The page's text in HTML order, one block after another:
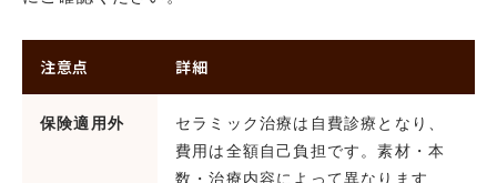
注意点 詳細
保険適用外
セラミック治療は自費診療となり、
費用は全額自己負担です。素材・本
数・治療内容によって異なります